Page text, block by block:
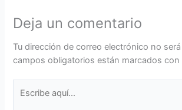
Deja un comentario
Tu dirección de correo electrónico no
campos obligatorios están marcados con
aquí...